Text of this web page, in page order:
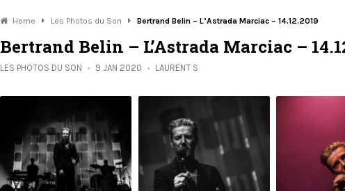
Home Les Photos du Son Bertrand Belin – L’Astrada Marciac – 14.12.2019
Bertrand Belin – L’Astrada Marciac –
LES PHOTOS DU SON 9 JAN 2020 LAURENT S